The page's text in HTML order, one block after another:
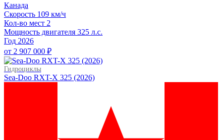
Канада
Скорость 109 км/ч
Кол-во мест 2
Мощность двигателя 325 л.с.
Год 2026
от 2 907 000 ₽
Гидроциклы
Sea-Doo RXT-X 325 (2026)